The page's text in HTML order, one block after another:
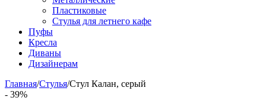
Пластиковые
Стулья для летнего кафе
Пуфы
Кресла
Диваны
Дизайнерам
Главная/Стулья/Стул Калан, серый
- 39%